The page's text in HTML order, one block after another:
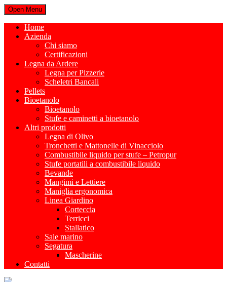
Open Menu
Home
Azienda
Chi siamo
Certificazioni
Legna da Ardere
Legna per Pizzerie
Scheletri Bancali
Pellets
Bioetanolo
Bioetanolo
Stufe e caminetti a bioetanolo
Altri prodotti
Legna di Olivo
Tronchetti e Mattonelle di Vinacciolo
Combustibile liquido per stufe – Petropur
Stufe portatili a combustibile liquido
Bevande
Mangimi e Lettiere
Maniglia ergonomica
Linea Giardino
Corteccia
Terricci
Stallatico
Sale marino
Segatura
Mascherine
Contatti